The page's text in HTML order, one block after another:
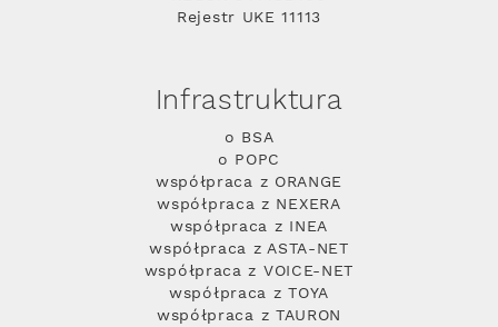
Rejestr UKE 11113
Infrastruktura
o BSA
o POPC
współpraca z ORANGE
współpraca z NEXERA
współpraca z INEA
współpraca z ASTA-NET
współpraca z VOICE-NET
współpraca z TOYA
współpraca z TAURON